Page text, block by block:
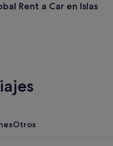
Rent a Car en Islas
Otros